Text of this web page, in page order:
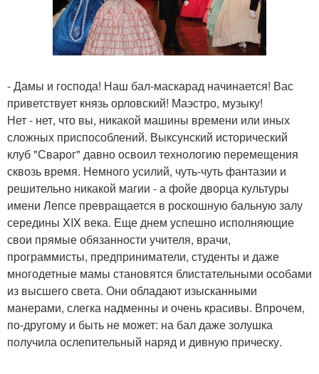
- Дамы и господа! Наш бал-маскарад начинается! Вас
приветствует князь орловский! Маэстро, музыку!
Нет - нет, что вы, никакой машины времени или иных
сложных приспособлений. Выксунский исторический
клуб "Сварог" давно освоил технологию перемещения
сквозь время. Немного усилий, чуть-чуть фантазии и
решительно никакой магии - а фойе дворца культуры
имени Лепсе превращается в роскошную бальную залу
середины XIX века. Еще днем успешно исполняющие
свои прямые обязанности учителя, врачи,
программисты, предприниматели, студенты и даже
многодетные мамы становятся блистательными особами
из высшего света. Они обладают изысканными
манерами, слегка надменны и очень красивы. Впрочем,
по-другому и быть не может: на бал даже золушка
получила ослепительный наряд и дивную прическу.